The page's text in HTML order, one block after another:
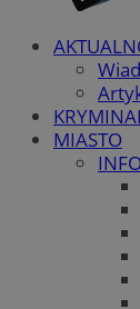
MIASTO